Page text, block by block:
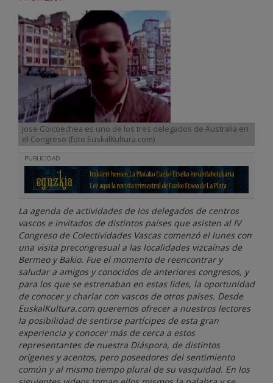
Jose Goicoechea es uno de los tres delegados de Australia en
el Congreso (foto EuskalKultura.com)
PUBLICIDAD
La agenda de actividades de los delegados de centros
vascos e invitados de distintos países que asisten al IV
Congreso de Colectividades Vascas comenzó el lunes con
una visita precongresual a las localidades vizcaínas de
Bermeo y Bakio. Fue el momento de reencontrar y
saludar a amigos y conocidos de anteriores congresos, y
para los que se estrenaban en estas lides, la oportunidad
de conocer y charlar con vascos de otros países. Desde
EuskalKultura.com queremos ofrecer a nuestros lectores
la posibilidad de sentirse partícipes de esta gran
experiencia y conocer más de cerca a estos
representantes de nuestra Diáspora, de distintos
orígenes y acentos, pero poseedores del sentimiento
común y al mismo tiempo plural de su vasquidad. En los